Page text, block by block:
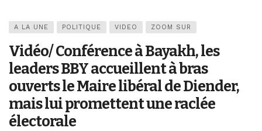
A LA UNE POLITIQUE VIDEO ZOOM SUR
Vidéo/ Conférence à Bayakh, les
leaders BBY accueillent à bras
ouverts le Maire libéral de Diender,
mais lui promettent une raclée
électorale